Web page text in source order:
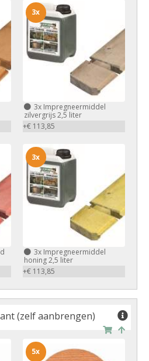
3xImpregneermiddel
zilvergrijs 2,5 liter
+€ 113,85
3x
3xImpregneermiddel
honing 2,5 liter
+€ 113,85
3x
(zelf aanbrengen)
5x